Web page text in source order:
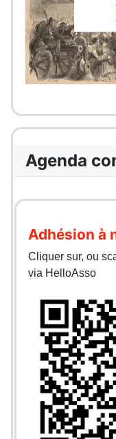
Agenda
Adhésion à
Cliquer sur, ou
via HelloAsso